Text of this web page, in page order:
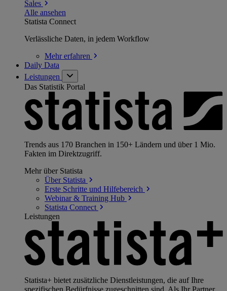
Sales
Alle ansehen
Statista Connect
Verlässliche Daten, in jedem Workflow
Mehrerfahren
Daily Data
Leistungen
Das Statistik Portal
Trends aus 170 Branchen in 150+ Ländern und über 1 Mio.
Fakten im Direktzugriff.
Mehr über Statista
Über Statista
Erste Schritte und Hilfebereich
Webinar & Training Hub
Statista Connect
Leistungen
Statista+ bietet zusätzliche Dienstleistungen, die auf Ihre
spezifischen Bedürfnisse zugeschnitten sind. Als Ihr Partner